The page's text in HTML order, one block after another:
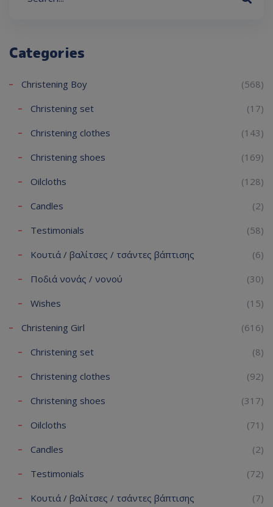
Categories
Christening Boy
(568)
Christening set
(17)
Christening clothes
(143)
Christening shoes
(169)
Oilcloths
(128)
Candles
(2)
Testimonials
(58)
Κουτιά / βαλίτσες / τσάντες βάπτισης
(6)
Ποδιά νονάς / νονού
(30)
Wishes
(15)
Christening Girl
(616)
Christening set
(8)
Christening clothes
(92)
Christening shoes
(317)
Oilcloths
(71)
Candles
(2)
Testimonials
(72)
Κουτιά / βαλίτσες / τσάντες βάπτισης
(7)